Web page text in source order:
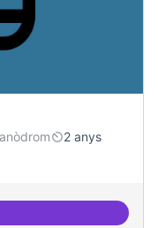
2 anys
Digitals